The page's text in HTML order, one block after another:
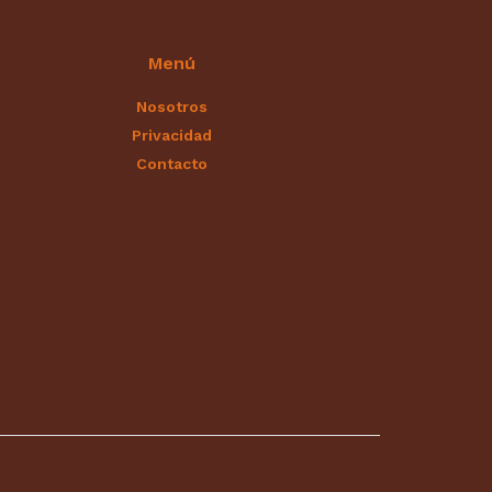
Menú
Nosotros
Privacidad
Contacto